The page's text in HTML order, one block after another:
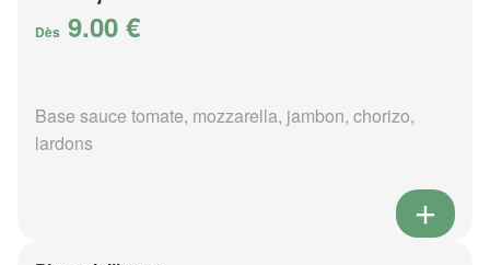
Dès 9.00 €
Base sauce tomate, mozzarella, jambon, chorizo,
lardons